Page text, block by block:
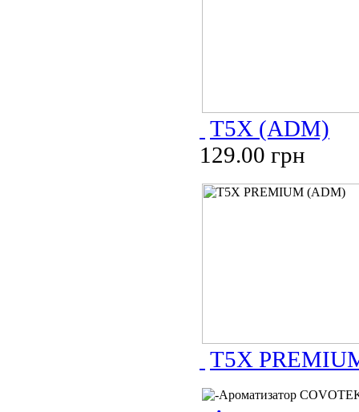
T5X (ADM)
129.00 грн
T5X